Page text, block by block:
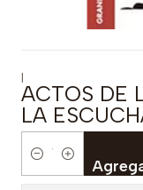
|
ACTOS DE
LA
Cantidad